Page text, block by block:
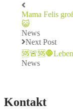
Mama Felis
😺
News
Next Post
News
Kontakt